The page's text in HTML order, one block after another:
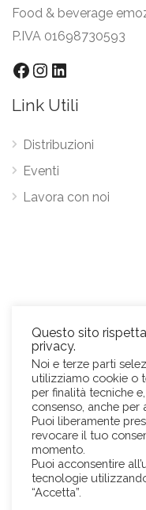
Food & beverage
P.IVA 01698730593
Facebook
Instagram
LinkedIn
Link Utili
Distribuzioni
Eventi
Lavora con noi
Via Antonio Pacinotti
Mob.+39 3384389569
E-Mail:
Questo sito
privacy.
Noi e terze parti
utilizziamo cookie o
per finalità tecniche
consenso, anche per
Puoi liberamente
revocare il tuo
momento.
Puoi acconsentire
tecnologie
“Accetta”.